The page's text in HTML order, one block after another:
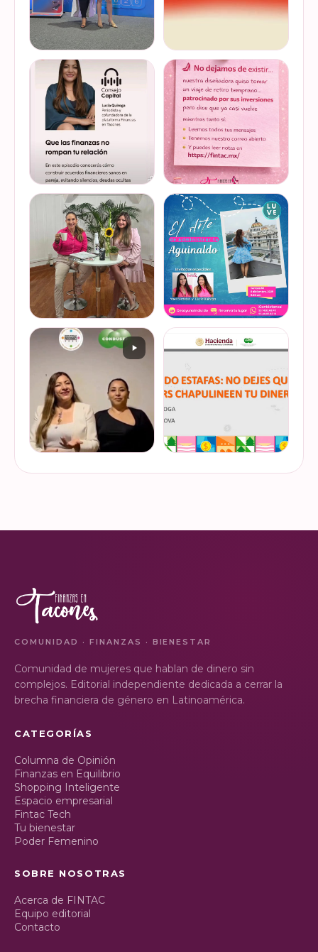
Felices de haber sido
invitadas, por cuarto año
consecutivo, a participar en
la Global Money Week, una
iniciativa que impulsa la
educación f…
VER EN
INSTAGRAM
Del 17 al 22 de marzo se
lleva a cabo la Global
Money Week 2026 (Semana
Mundial del Dinero).
Finanzas en Tacones
somos parte de esta
Jornada…
VER EN
INSTAGRAM
@lucyquiroga tuvo la
oportunidad de conversar
con la gran Ilana Sod, en el
#podcast Consejo Capital
de @scotiabankmx Gracias
por la invitac…
VER EN
INSTAGRAM
Prometemos que no
desaparecimos… solo
estamos reorganizando
todo (y esperando a que el
diseñador vuelva del retiro
😅). No estamos publicand…
VER EN
INSTAGRAM
De cuando te toca ser la
entrevistada. Un placer
platicar con Esther Luiselli
de tus finanzas en la serie
de "Mu…
VER EN
INSTAGRAM
mejor forma de gestionar
ese dinero extra de fin de
ahorro o aguinaldo, es un
dinero…
VER EN
INSTAGRAM
de la Semana Nacional de
que los hackers
COMUNIDAD · FINANZAS · BIENESTAR
Comunidad de mujeres que hablan de dinero sin
complejos. Editorial independiente dedicada a cerrar la
brecha financiera de género en Latinoamérica.
CATEGORÍAS
Columna de Opinión
Finanzas en Equilibrio
Shopping Inteligente
Espacio empresarial
Fintac Tech
Tu bienestar
Poder Femenino
SOBRE NOSOTRAS
Acerca de FINTAC
Equipo editorial
Contacto